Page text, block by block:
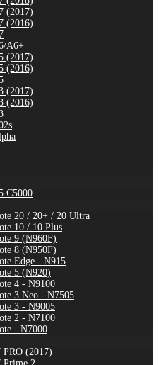
(2017)
(2016)
A6+
(2017)
(2016)
(2017)
(2016)
C5000
20 / 20+ / 20 Ultra
10 / 10 Plus
9 (N960F)
8 (N950F)
Edge - N915
5 (N920)
4 - N9100
3 Neo - N7505
3 - N9005
2 - N7100
- N7000
PRO (2017)